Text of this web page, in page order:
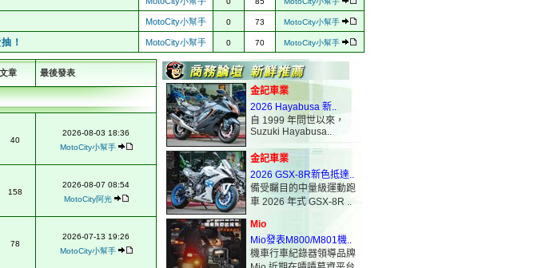
MotoCity小幫手 0 73 MotoCity小幫手
！ MotoCity小幫手 0 70 MotoCity小幫手
文章 最後發表
40
2026-08-03 18:36
MotoCity小幫手
158
2026-08-07 08:54
MotoCity阿光
78
2026-07-13 19:26
MotoCity小幫手